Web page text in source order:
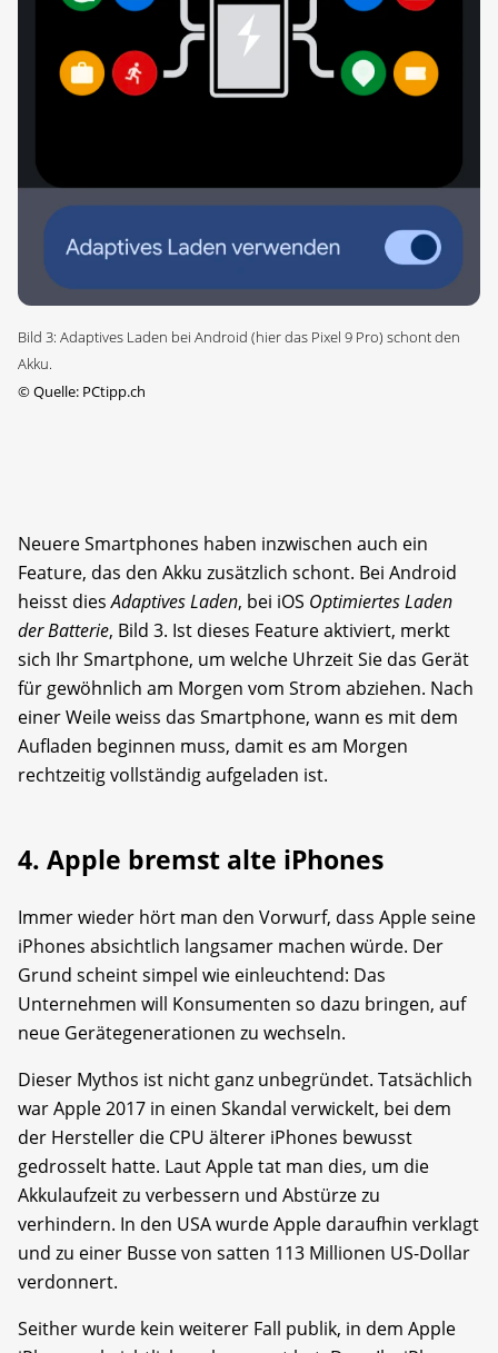
Bild 3: Adaptives Laden bei Android (hier das Pixel 9 Pro) schont den
Akku.
©Quelle: PCtipp.ch
Neuere Smartphones haben inzwischen auch ein
Feature, das den Akku zusätzlich schont. Bei Android
heisst diesAdaptives Laden, bei iOS Optimiertes Laden
der Batterie, Bild 3. Ist dieses Feature aktiviert, merkt
sich Ihr Smartphone, um welche Uhrzeit Sie das Gerät
für gewöhnlich am Morgen vom Strom abziehen. Nach
einer Weile weiss das Smartphone, wann es mit dem
Aufladen beginnen muss, damit es am Morgen
rechtzeitig vollständig aufgeladen ist.
4. Apple bremst alte iPhones
Immer wieder hört man den Vorwurf, dass Apple seine
iPhones absichtlich langsamer machen würde. Der
Grund scheint simpel wie einleuchtend: Das
Unternehmen will Konsumenten so dazu bringen, auf
neue Gerätegenerationen zu wechseln.
Dieser Mythos ist nicht ganz unbegründet. Tatsächlich
war Apple 2017 in einen Skandal verwickelt, bei dem
der Hersteller die CPU älterer iPhones bewusst
gedrosselt hatte. Laut Apple tat man dies, um die
Akkulaufzeit zu verbessern und Abstürze zu
verhindern. In den USA wurde Apple daraufhin verklagt
und zu einer Busse von satten 113 Millionen US-Dollar
verdonnert.
Seither wurde kein weiterer Fall publik, in dem Apple